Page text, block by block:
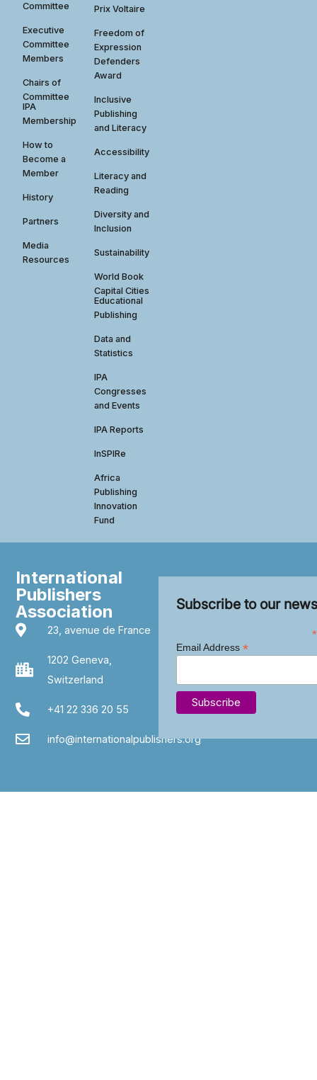
Committee
Executive
Committee
Members
Chairs of
Committee
IPA
Membership
How to
Become a
Member
History
Partners
Media
Resources
Prix Voltaire
Freedom of
Expression
Defenders
Award
Inclusive
Publishing
and Literacy
Accessibility
Literacy and
Reading
Diversity and
Inclusion
Sustainability
World Book
Capital Cities
Educational
Publishing
Data and
Statistics
IPA
Congresses
and Events
IPA Reports
InSPIRe
Africa
Publishing
Innovation
Fund
International
Publishers
Association
23, avenue de France
1202 Geneva,
Switzerland
+41 22 336 20 55
info@internationalpublishers.org
Subscribe to our
*
Email Address *